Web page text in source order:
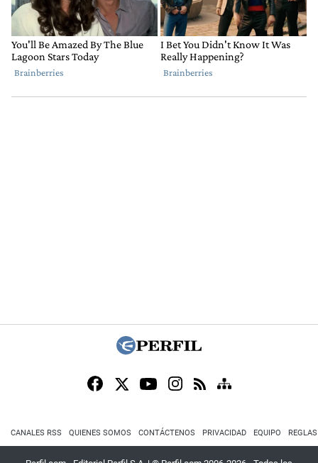
CANALES RSS QUIENES SOMOS CONTÁCTENOS PRIVACIDAD EQUIPO